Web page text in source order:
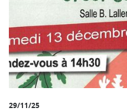
29/11/25